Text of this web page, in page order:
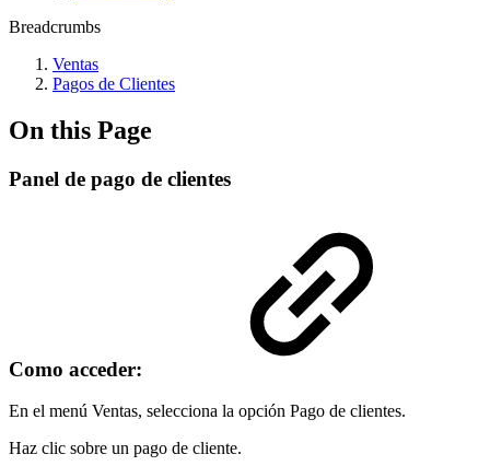
Breadcrumbs
Ventas
Pagos de Clientes
On this Page
Panel de pago de clientes
Como acceder:
En el menú Ventas, selecciona la opción Pago de clientes.
Haz clic sobre un pago de cliente.